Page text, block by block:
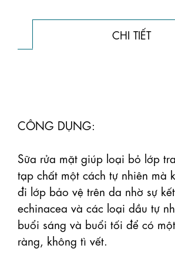
CHI TIẾT
CÔNG DỤNG:
Sữa rửa mặt giúp loại bỏ lớp
tạp chất một cách tự nhiên mà
đi lớp bảo vệ trên da nhờ sự
echinacea và các loại dầu tự
buổi sáng và buổi tối để có
ràng, không tì vết.